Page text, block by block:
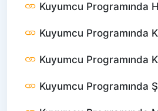
Kuyumcu Programında
Kuyumcu Programında
Kuyumcu Programında
Kuyumcu Programında